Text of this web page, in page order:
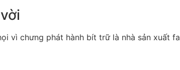
vì chưng phát hành bít trữ là nhà sản xuất